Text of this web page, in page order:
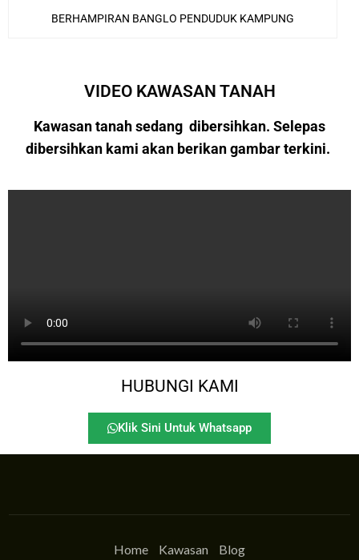
BERHAMPIRAN BANGLO PENDUDUK KAMPUNG
VIDEO KAWASAN TANAH
Kawasan tanah sedang dibersihkan. Selepas
dibersihkan kami akan berikan gambar terkini.
HUBUNGI KAMI
Klik Sini Untuk Whatsapp
Home Kawasan Blog